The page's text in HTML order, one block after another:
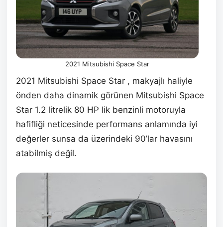
2021 Mitsubishi Space Star
2021 Mitsubishi Space Star , makyajlı haliyle
önden daha dinamik görünen Mitsubishi Space
Star 1.2 litrelik 80 HP lik benzinli motoruyla
hafifliği neticesinde performans anlamında iyi
değerler sunsa da üzerindeki 90’lar havasını
atabilmiş değil.